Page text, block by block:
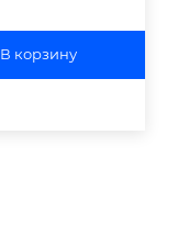
В корзину